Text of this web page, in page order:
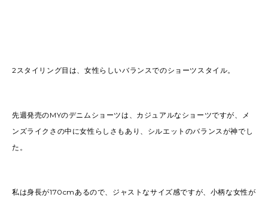
2スタイリング目は、女性らしいバランスでのショーツスタイル。
先週発売のMYのデニムショーツは、カジュアルなショーツですが、メ
ンズライクさの中に女性らしさもあり、シルエットのバランスが神でし
た。
私は身長が170cmあるので、ジャストなサイズ感ですが、小柄な女性が